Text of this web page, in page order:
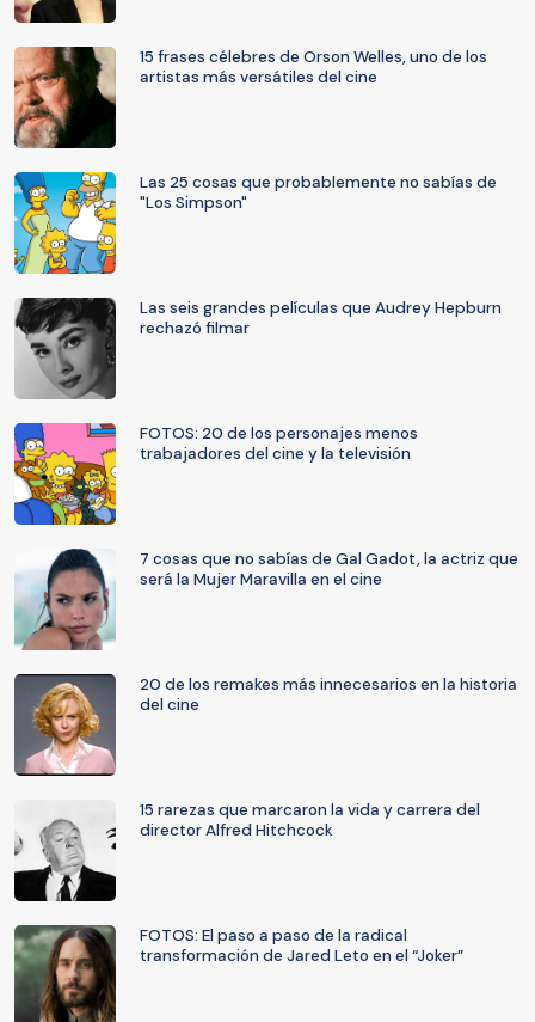
15 frases célebres de Orson Welles, uno de los
artistas más versátiles del cine
Las 25 cosas que probablemente no sabías de
"Los Simpson"
Las seis grandes películas que Audrey Hepburn
rechazó filmar
FOTOS: 20 de los personajes menos
trabajadores del cine y la televisión
7 cosas que no sabías de Gal Gadot, la actriz que
será la Mujer Maravilla en el cine
20 de los remakes más innecesarios en la historia
del cine
15 rarezas que marcaron la vida y carrera del
director Alfred Hitchcock
FOTOS: El paso a paso de la radical
transformación de Jared Leto en el “Joker”